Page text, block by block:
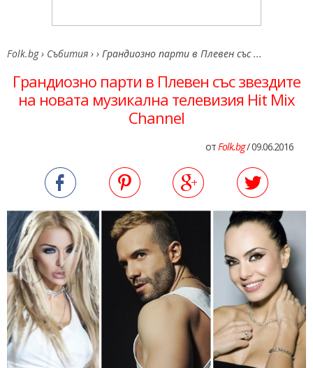
Folk.bg › Събития › › Грандиозно парти в Плевен със ...
Грандиозно парти в Плевен със звездите
на новата музикална телевизия Hit Mix
Channel
отFolk.bg/ 09.06.2016